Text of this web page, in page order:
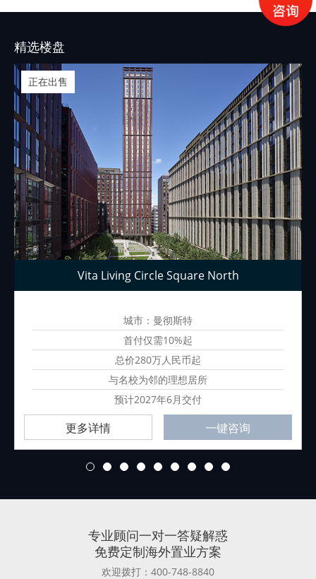
精选楼盘
正在出售
Vita Living Circle Square North
城市：曼彻斯特
首付仅需10%起
总价280万人民币起
与名校为邻的理想居所
预计2027年6月交付
更多详情 一键咨询
3 4 5 6 7 8 9
专业顾问一对一答疑解惑
免费定制海外置业方案
欢迎拨打：400-748-8840